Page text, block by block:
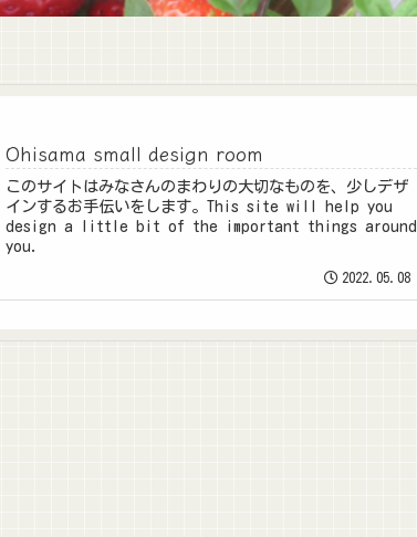
Ohisama small design room
このサイトはみなさんのまわりの大切なものを、少しデザ
インするお手伝いをします。This site will help you
design a little bit of the important things around
you.
2022.05.08